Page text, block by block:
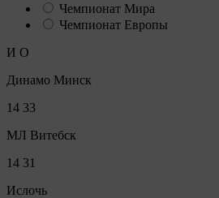
Чемпионат Мира
Чемпионат Европы
И О
Динамо Минск
14 33
МЛ Витебск
14 31
Ислочь